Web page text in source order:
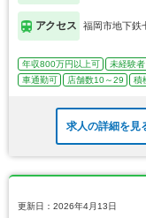
アクセス 福岡市地下鉄
年収800万円以上可 未経験
車通勤可
店舗数10～29 積
求人の詳細を見
更新日：2026年4月13日